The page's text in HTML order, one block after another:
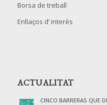
Borsa de treball
Enllaços d’ interès
ACTUALITAT
CINCO BARRERAS QUE